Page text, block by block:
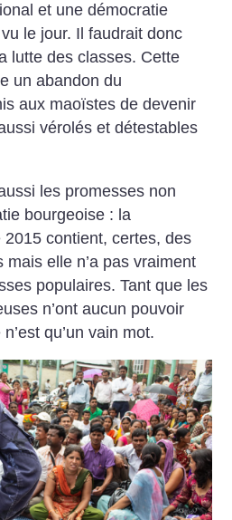
et une démocratie
le jour. Il faudrait donc
lutte des classes. Cette
un abandon du
aux maoïstes de devenir
vérolés et détestables
les promesses non
bourgeoise : la
contient, certes, des
elle n’a pas vraiment
populaires. Tant que les
n’ont aucun pouvoir
qu’un vain mot.